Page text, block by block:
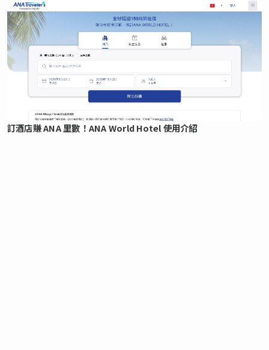
訂酒店賺 ANA 里數！ANA World Hotel 使用介紹